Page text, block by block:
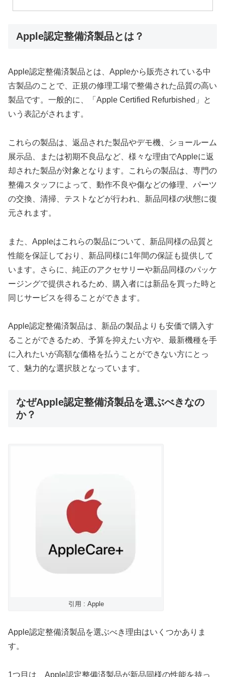
Apple認定整備済製品とは？
Apple認定整備済製品とは、Appleから販売されている中
古製品のことで、正規の修理工場で整備された品質の高い
製品です。一般的に、「Apple Certified Refurbished」と
いう表記がされます。
これらの製品は、返品された製品やデモ機、ショールーム
展示品、または初期不良品など、様々な理由でAppleに返
却された製品が対象となります。これらの製品は、専門の
整備スタッフによって、動作不良や傷などの修理、パーツ
の交換、清掃、テストなどが行われ、新品同様の状態に復
元されます。
また、Appleはこれらの製品について、新品同様の品質と
性能を保証しており、新品同様に1年間の保証も提供して
います。さらに、純正のアクセサリーや新品同様のパッケ
ージングで提供されるため、購入者には新品を買った時と
同じサービスを得ることができます。
Apple認定整備済製品は、新品の製品よりも安価で購入す
ることができるため、予算を抑えたい方や、最新機種を手
に入れたいが高額な価格を払うことができない方にとっ
て、魅力的な選択肢となっています。
なぜApple認定整備済製品を選ぶべきなの
か？
引用 : Apple
Apple認定整備済製品を選ぶべき理由はいくつかありま
す。
1つ目は、Apple認定整備済製品が新品同様の性能を持っ